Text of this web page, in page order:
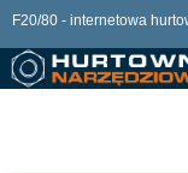
F20/80 - internetowa